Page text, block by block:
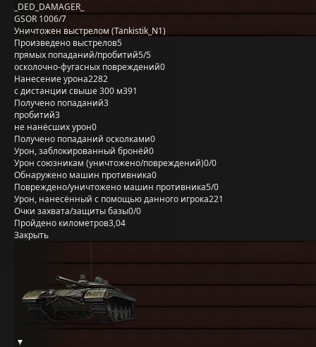
_DED_DAMAGER_
GSOR 1006/7
Уничтожен выстрелом (Tankistik_N1)
Произведено выстрелов5
прямых попаданий/пробитий5/5
осколочно-фугасных повреждений0
Нанесение урона2282
с дистанции свыше 300 м391
Получено попаданий3
пробитий3
не нанёсших урон0
Получено попаданий осколками0
Урон, заблокированный бронёй0
Урон союзникам (уничтожено/повреждений)0/0
Обнаружено машин противника0
Повреждено/уничтожено машин противника5/0
Урон, нанесённый с помощью данного игрока221
Очки захвата/защиты базы0/0
Пройдено километров3,04
Закрыть